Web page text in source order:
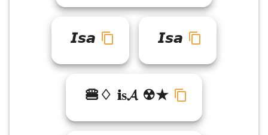
𝙄𝙨𝙖
𝙄𝙨𝙖
🍔♢ 𝐢ѕ𝓐 ☢★